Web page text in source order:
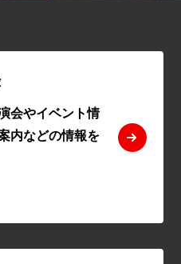
会やイベント情
内などの情報を